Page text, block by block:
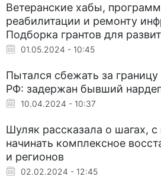
Ветеранские хабы,
реабилитации и ремонту
Подборка грантов для
01.05.2024 - 10:45
Пытался сбежать за
РФ: задержан бывший
10.04.2024 - 10:37
Шуляк рассказала о шагах,
начинать комплексное
и регионов
02.02.2024 - 12:45